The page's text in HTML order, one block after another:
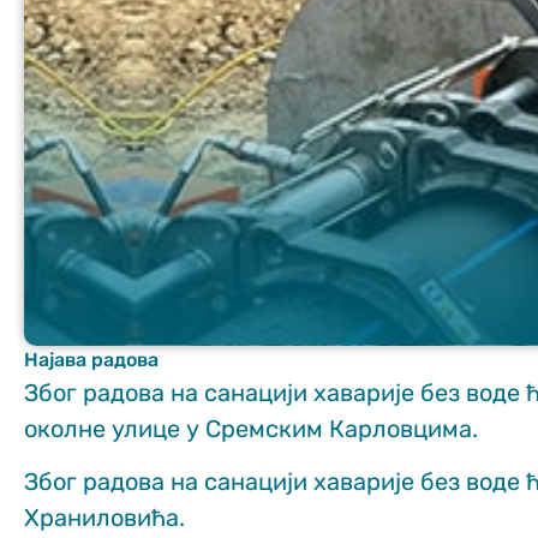
Најава радова
Због радова на санацији хаварије без
околне улице у Сремским Карловцима.
Због радова на санацији хаварије без
Храниловића.
Неопходно
These
cookies are
not optional.
needed for
the website
to function.
In order for us
the website's